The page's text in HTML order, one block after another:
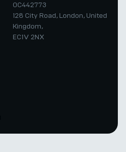
OC442773
128 City Road, London, United
Kingdom,
EC1V 2NX